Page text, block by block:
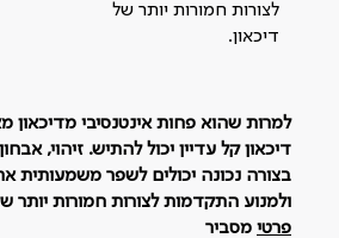
לצורות חמורות יותר של
דיכאון.
דיכאון קל עדיין יכול להתיש. זיהוי,
בצורה נכונה יכולים לשפר משמעותית
ולמנוע התקדמות לצורות חמורות יותר
פרטי מסביר